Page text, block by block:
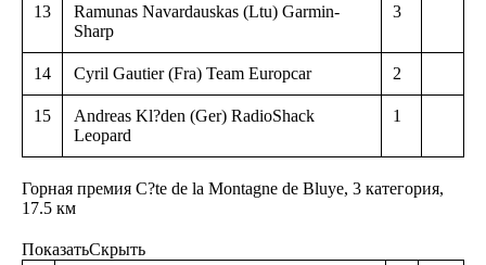
13
Ramunas Navardauskas (Ltu) Garmin-
Sharp
3
14 Cyril Gautier (Fra) Team Europcar 2
15
Andreas Kl?den (Ger) RadioShack
Leopard
1
Горная премия C?te de la Montagne de Bluye, 3 категория,
17.5 км
ПоказатьСкрыть